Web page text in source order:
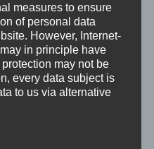
Fremdwahrnehmung,
Person durch
auf Wikipedia
somit grundlegend
anderes wahrnimmt. Was
nur Projektion
measures to ensure
of personal data
However, Internet-
in principle have
may not be
every data subject is
to us via alternative